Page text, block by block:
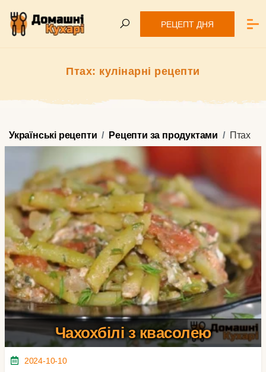
РЕЦЕПТ ДНЯ
Птах: кулінарні рецепти
Українські рецепти Рецепти за продуктами Птах
Чахохбілі з квасолею
2024-10-10